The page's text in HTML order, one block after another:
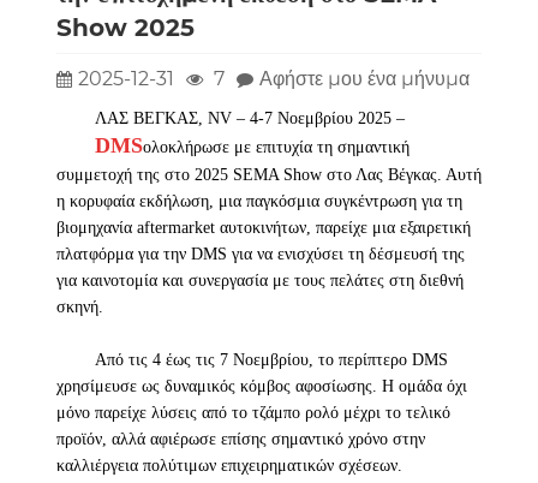
Show 2025
2025-12-31 7 Αφήστε μου ένα μήνυμα
ΛΑΣ ΒΕΓΚΑΣ, NV – 4-7 Νοεμβρίου 2025 –
DMSολοκλήρωσε με επιτυχία τη σημαντική
συμμετοχή της στο 2025 SEMA Show στο Λας Βέγκας. Αυτή
η κορυφαία εκδήλωση, μια παγκόσμια συγκέντρωση για τη
βιομηχανία aftermarket αυτοκινήτων, παρείχε μια εξαιρετική
πλατφόρμα για την DMS για να ενισχύσει τη δέσμευσή της
για καινοτομία και συνεργασία με τους πελάτες στη διεθνή
σκηνή.
Από τις 4 έως τις 7 Νοεμβρίου, το περίπτερο DMS
χρησίμευσε ως δυναμικός κόμβος αφοσίωσης. Η ομάδα όχι
μόνο παρείχε λύσεις από το τζάμπο ρολό μέχρι το τελικό
προϊόν, αλλά αφιέρωσε επίσης σημαντικό χρόνο στην
καλλιέργεια πολύτιμων επιχειρηματικών σχέσεων.